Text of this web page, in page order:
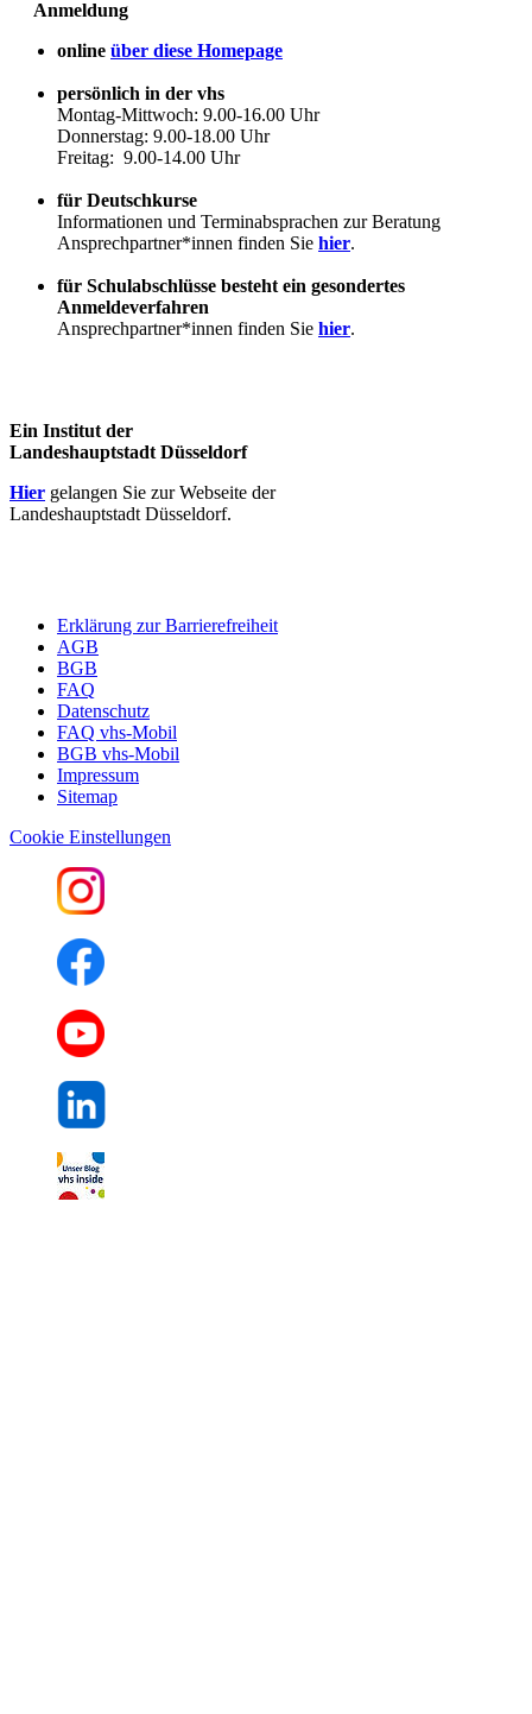
Anmeldung
online über diese Homepage
persönlich in der vhs
Montag-Mittwoch: 9.00-16.00 Uhr
Donnerstag: 9.00-18.00 Uhr
Freitag: 9.00-14.00 Uhr
für Deutschkurse
Informationen und Terminabsprachen zur Beratung
Ansprechpartner*innen finden Sie hier.
für Schulabschlüsse besteht ein gesondertes
Anmeldeverfahren
Ansprechpartner*innen finden Sie hier.
Ein Institut der
Landeshauptstadt Düsseldorf
Hier gelangen Sie zur Webseite der
Landeshauptstadt Düsseldorf.
Erklärung zur Barrierefreiheit
AGB
BGB
FAQ
Datenschutz
FAQ vhs-Mobil
BGB vhs-Mobil
Impressum
Sitemap
Cookie Einstellungen